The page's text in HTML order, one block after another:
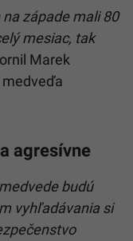
západe mali 80
mesiac, tak
Marek
agresívne
budú
vyhľadávania si